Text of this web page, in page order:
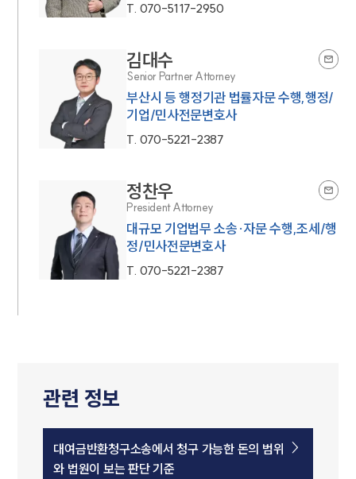
T. 070-5117-2950
김대수
Senior Partner Attorney
부산시 등 행정기관 법률자문 수행,행정/
기업/민사전문변호사
T. 070-5221-2387
정찬우
President Attorney
대규모 기업법무 소송·자문 수행,조세/행
정/민사전문변호사
T. 070-5221-2387
관련 정보
대여금반환청구소송에서 청구 가능한 돈의 범위
와 법원이 보는 판단 기준